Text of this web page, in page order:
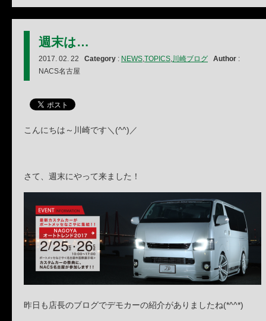
週末は…
2017. 02. 22 Category : NEWS,TOPICS,川崎ブログ Author :
NACS名古屋
こんにちは～川崎です＼(^^)／
さて、週末にやって来ました！
昨日も店長のブログでデモカーの紹介がありましたね(*^^*)